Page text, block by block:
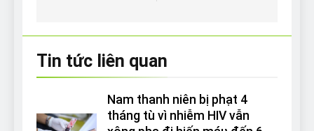
Tin tức liên quan
Nam thanh niên bị phạt 4
tháng tù vì nhiễm HIV vẫn